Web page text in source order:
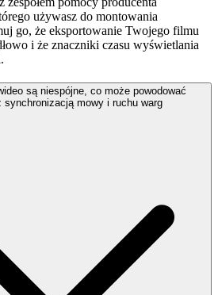
używasz do montowania
go, że eksportowanie Twojego filmu
i że znaczniki czasu wyświetlania
są niespójne, co może powodować
synchronizacją mowy i ruchu warg